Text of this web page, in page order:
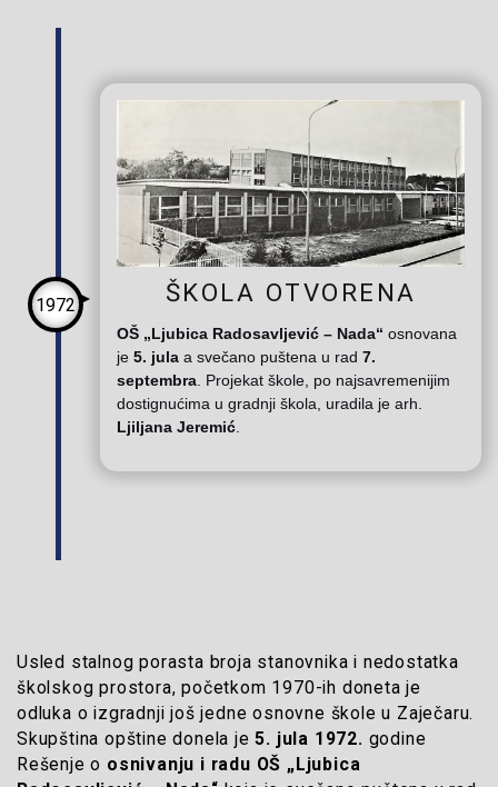
ŠKOLA OTVORENA
OŠ „Ljubica Radosavljević – Nada“ osnovana
je 5. jula a svečano puštena u rad 7.
septembra Projekat škole, po najsavremenijim
dostignućima u gradnji škola, uradila je arh.
Ljiljana Jeremić
1972
Usled stalnog porasta broja stanovnika i nedostatka
školskog prostora, početkom 1970-ih doneta je
odluka o izgradnji još jedne osnovne škole u Zaječaru.
Skupština opštine donela je5. jula 1972. godine
Rešenje o osnivanju i radu OŠ „Ljubica